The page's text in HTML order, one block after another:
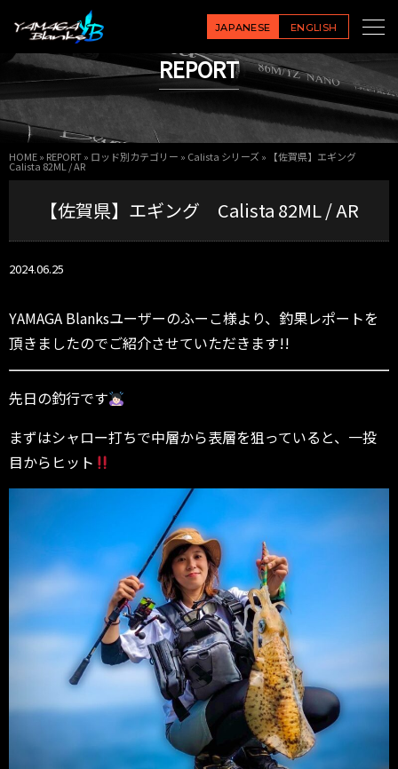
JAPANESE ENGLISH
REPORT
HOME» REPORT» ロッド別カテゴリー » Calista シリーズ» 【佐賀県】エギング
Calista 82ML / AR
【佐賀県】エギング Calista 82ML / AR
2024.06.25
YAMAGA Blanksユーザーのふーこ様より、釣果レポートを
頂きましたのでご紹介させていただきます!!
先日の釣行です
まずはシャロー打ちで中層から表層を狙っていると、一投
目からヒット